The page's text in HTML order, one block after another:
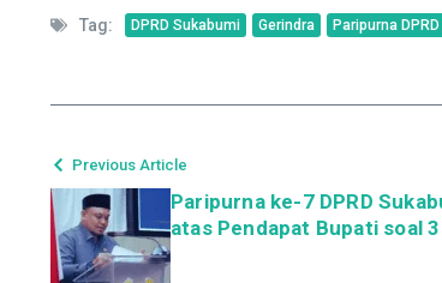
Tag: DPRD Sukabumi Gerindra Paripurna DPRD
Previous Article
Paripurna ke-7 DPRD
atas Pendapat Bupati soal